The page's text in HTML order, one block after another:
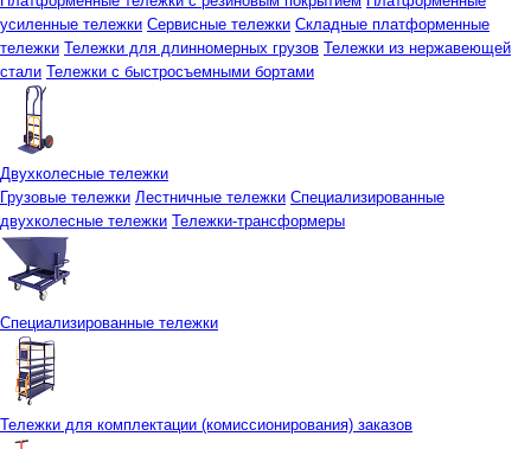
усиленные тележки Сервисные тележки Складные платформенные
тележки Тележки для длинномерных грузов Тележки из нержавеющей
стали Тележки с быстросъемными бортами
Двухколесные тележки
Грузовые тележки Лестничные тележки Специализированные
двухколесные тележки Тележки-трансформеры
Специализированные тележки
Тележки для комплектации (комиссионирования) заказов